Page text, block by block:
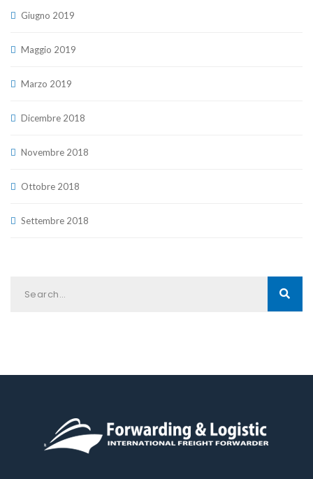
Giugno 2019
Maggio 2019
Marzo 2019
Dicembre 2018
Novembre 2018
Ottobre 2018
Settembre 2018